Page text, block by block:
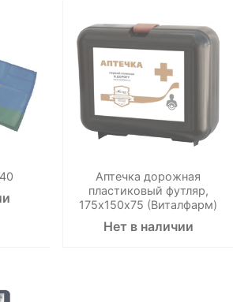
Аптечка дорожная
пластиковый футляр,
175х150х75 (Виталфарм)
Нет в наличии